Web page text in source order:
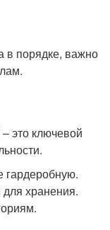
в порядке, важно
это ключевой
гардеробную.
хранения.